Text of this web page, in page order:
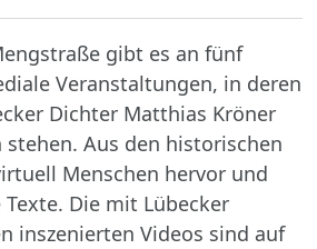
gibt es an fünf
Veranstaltungen, in deren
Dichter Matthias Kröner
stehen. Aus den historischen
Menschen hervor und
Die mit Lübecker
inszenierten Videos sind auf